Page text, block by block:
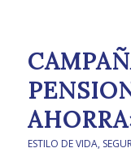
ESTILO DE VIDA,